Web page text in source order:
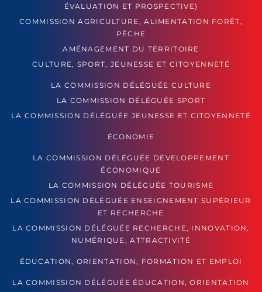
ÉVALUATION ET PROSPECTIVE)
COMMISSION AGRICULTURE, ALIMENTATION FORÊT,
PÊCHE
AMÉNAGEMENT DU TERRITOIRE
CULTURE, SPORT, JEUNESSE ET CITOYENNETÉ
LA COMMISSION DÉLÉGUÉE CULTURE
LA COMMISSION DÉLÉGUÉE SPORT
LA COMMISSION DÉLÉGUÉE JEUNESSE ET CITOYENNETÉ
ÉCONOMIE
LA COMMISSION DÉLÉGUÉE DÉVELOPPEMENT
ÉCONOMIQUE
LA COMMISSION DÉLÉGUÉE TOURISME
LA COMMISSION DÉLÉGUÉE ENSEIGNEMENT SUPÉRIEUR
ET RECHERCHE
LA COMMISSION DÉLÉGUÉE RECHERCHE, INNOVATION,
NUMÉRIQUE, ATTRACTIVITÉ
ÉDUCATION, ORIENTATION, FORMATION ET EMPLOI
LA COMMISSION DÉLÉGUÉE ÉDUCATION, ORIENTATION